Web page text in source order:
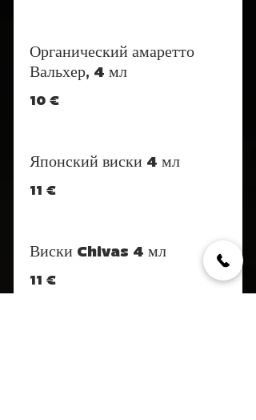
Органический амаретто
Вальхер, 4 мл
10 €
Японский виски 4 мл
11 €
Виски Chivas 4 мл
11 €